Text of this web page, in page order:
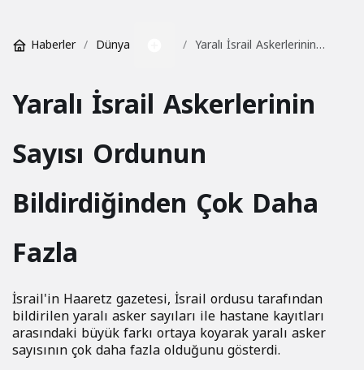
BorsaHaberler Dünya
Yaralı İsrail Askerlerinin
Bildirdiğinden Çok Daha
Fazla
Yaralı İsrail Askerlerinin
Sayısı Ordunun
Bildirdiğinden Çok Daha
Fazla
İsrail'in Haaretz gazetesi, İsrail ordusu tarafından
bildirilen yaralı asker sayıları ile hastane kayıtları
arasındaki büyük farkı ortaya koyarak yaralı asker
sayısının çok daha fazla olduğunu gösterdi.